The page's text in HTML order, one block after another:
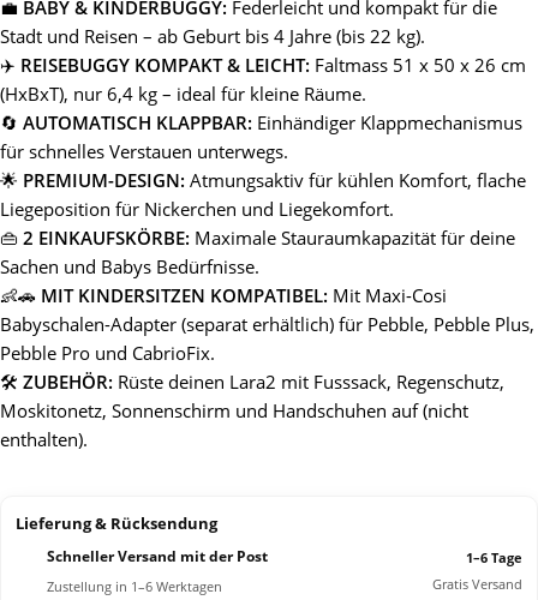
💼 BABY & KINDERBUGGY: Federleicht und kompakt für die
Stadt und Reisen – ab Geburt bis 4 Jahre (bis 22 kg).
✈️ REISEBUGGY KOMPAKT & LEICHT: Faltmass 51 x 50 x 26 cm
(HxBxT), nur 6,4 kg – ideal für kleine Räume.
🔄 AUTOMATISCH KLAPPBAR: Einhändiger Klappmechanismus
für schnelles Verstauen unterwegs.
🌟 PREMIUM-DESIGN: Atmungsaktiv für kühlen Komfort, flache
Liegeposition für Nickerchen und Liegekomfort.
👜 2 EINKAUFSKÖRBE: Maximale Stauraumkapazität für deine
Sachen und Babys Bedürfnisse.
👶🚗 MIT KINDERSITZEN KOMPATIBEL: Mit Maxi-Cosi
Babyschalen-Adapter (separat erhältlich) für Pebble, Pebble Plus,
Pebble Pro und CabrioFix.
🛠️ ZUBEHÖR: Rüste deinen Lara2 mit Fusssack, Regenschutz,
Moskitonetz, Sonnenschirm und Handschuhen auf (nicht
enthalten).
Lieferung & Rücksendung
Schneller Versand mit der Post
Zustellung in 1–6 Werktagen
1–6 Tage
Gratis Versand